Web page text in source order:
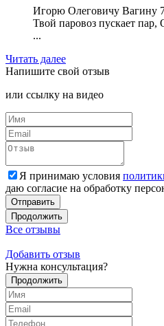
Игорю Олеговичу Вагину
Твой паровоз пускает пар,
...
Читать далее
Напишите свой отзыв
или ссылку на видео
Я принимаю условия
даю согласие на обработку
Отправить
Продолжить
Все отзывы
Добавить отзыв
Нужна консультация?
Продолжить